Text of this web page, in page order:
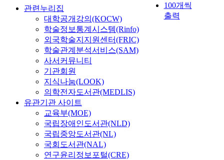
100개씩
출력
관련누리집
대학공개강의(KOCW)
학술정보통계시스템(Rinfo)
외국학술지지원센터(FRIC)
학술관계분석서비스(SAM)
사서커뮤니티
기관회원
지식나눔(LOOK)
의학전자도서관(MEDLIS)
유관기관 사이트
교육부(MOE)
국립장애인도서관(NLD)
국립중앙도서관(NL)
국회도서관(NAL)
연구윤리정보포털(CRE)